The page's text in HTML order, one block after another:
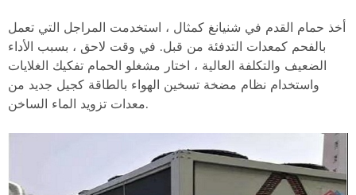
أخذ حمام القدم في شنيانغ كمثال ، استخدمت المراجل التي تعمل
بالفحم كمعدات التدفئة من قبل. في وقت لاحق ، بسبب الأداء
الضعيف والتكلفة العالية ، اختار مشغلو الحمام تفكيك الغلايات
واستخدام نظام مضخة تسخين الهواء بالطاقة كجيل جديد من
معدات تزويد الماء الساخن.